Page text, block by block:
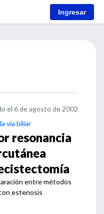
Ingresar
el 6 de agosto de 2002
vía biliar
resonancia
entre métodos
estenosis